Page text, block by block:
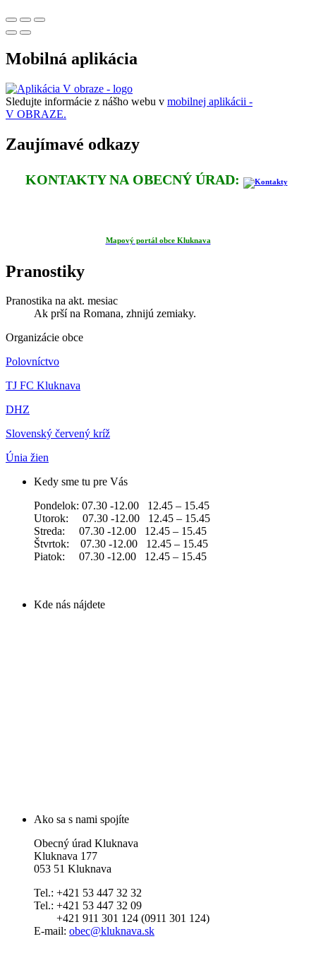
Mobilná aplikácia
Sledujte informácie z nášho webu v mobilnej aplikácii -
V OBRAZE.
Zaujímavé odkazy
KONTAKTY NA OBECNÝ ÚRAD:
Mapový portál obce Kluknava
Pranostiky
Pranostika na akt. mesiac
Ak prší na Romana, zhnijú zemiaky.
Organizácie obce
Polovníctvo
TJ FC Kluknava
DHZ
Slovenský červený kríž
Únia žien
Kedy sme tu pre Vás
Pondelok: 07.30 -12.00 12.45 – 15.45
Utorok: 07.30 -12.00 12.45 – 15.45
Streda: 07.30 -12.00 12.45 – 15.45
Štvrtok: 07.30 -12.00 12.45 – 15.45
Piatok: 07.30 -12.00 12.45 – 15.45
Kde nás nájdete
Ako sa s nami spojíte
Obecný úrad Kluknava
Kluknava 177
053 51 Kluknava
Tel.: +421 53 447 32 32
Tel.: +421 53 447 32 09
+421 911 301 124 (0911 301 124)
E-mail: obec@kluknava.sk